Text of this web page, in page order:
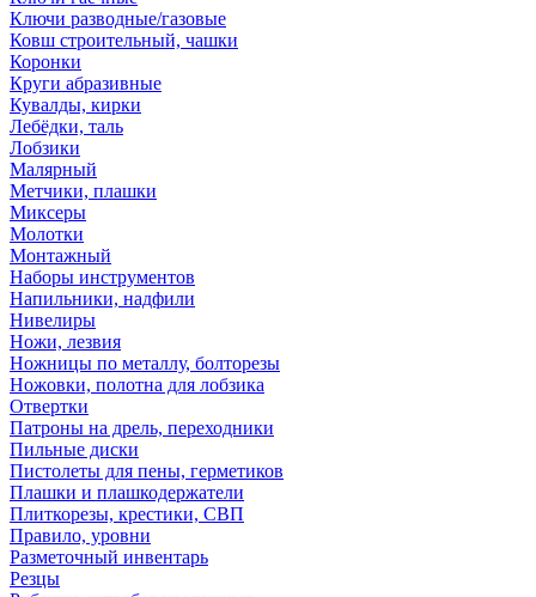
Ключи разводные/газовые
Ковш строительный, чашки
Коронки
Круги абразивные
Кувалды, кирки
Лебёдки, таль
Лобзики
Малярный
Метчики, плашки
Миксеры
Молотки
Монтажный
Наборы инструментов
Напильники, надфили
Нивелиры
Ножи, лезвия
Ножницы по металлу, болторезы
Ножовки, полотна для лобзика
Отвертки
Патроны на дрель, переходники
Пильные диски
Пистолеты для пены, герметиков
Плашки и плашкодержатели
Плиткорезы, крестики, СВП
Правило, уровни
Разметочный инвентарь
Резцы